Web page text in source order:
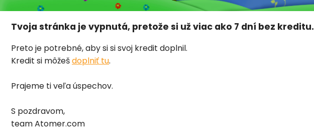
Tvoja stránka je vypnutá, pretože si už viac ako 7 dní bez kreditu.
Preto je potrebné, aby si si svoj kredit doplnil.
Kredit si môžešdoplniť tu.
Prajeme ti veľa úspechov.
S pozdravom,
team Atomer.com